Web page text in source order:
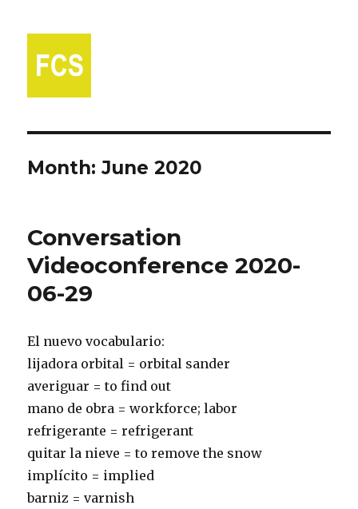
Month:June 2020
Conversation
Videoconference 2020-
06-29
El nuevo vocabulario:
lijadora orbital = orbital sander
averiguar = to find out
mano de obra = workforce; labor
refrigerante = refrigerant
quitar la nieve = to remove the snow
implícito = implied
barniz = varnish